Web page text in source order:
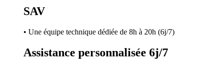
SAV
• Une équipe technique dédiée de 8h à 20h (6j/7)
Assistance personnalisée 6j/7